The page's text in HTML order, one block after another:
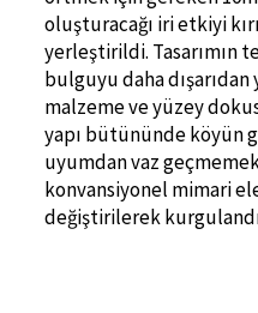
oluşturacağı iri etkiyi
yerleştirildi. Tasarımın
bulguyu daha
malzeme ve yüzey
yapı bütününde köyün
uyumdan vaz
konvansiyonel mimari
değiştirilerek